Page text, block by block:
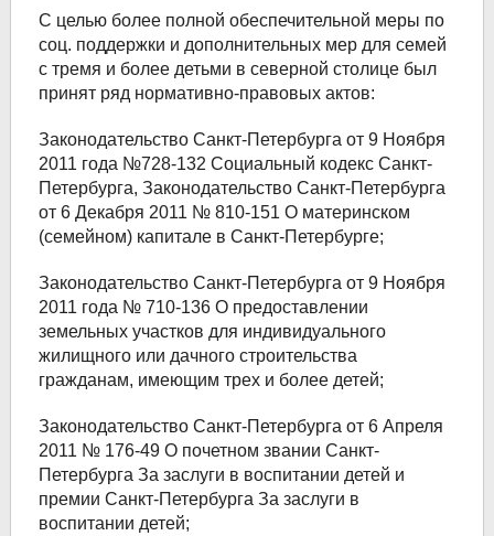
С целью более полной обеспечительной меры по
соц. поддержки и дополнительных мер для семей
с тремя и более детьми в северной столице был
принят ряд нормативно-правовых актов:
Законодательство Санкт-Петербурга от 9 Ноября
2011 года №728-132 Социальный кодекс Санкт-
Петербурга, Законодательство Санкт-Петербурга
от 6 Декабря 2011 № 810-151 О материнском
(семейном) капитале в Санкт-Петербурге;
Законодательство Санкт-Петербурга от 9 Ноября
2011 года № 710-136 О предоставлении
земельных участков для индивидуального
жилищного или дачного строительства
гражданам, имеющим трех и более детей;
Законодательство Санкт-Петербурга от 6 Апреля
2011 № 176-49 О почетном звании Санкт-
Петербурга За заслуги в воспитании детей и
премии Санкт-Петербурга За заслуги в
воспитании детей;